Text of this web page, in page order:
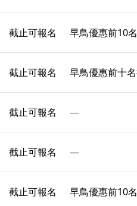
截止可報名 早鳥優惠前10
截止可報名 早鳥優惠前十
截止可報名 —
截止可報名 —
截止可報名 早鳥優惠前10